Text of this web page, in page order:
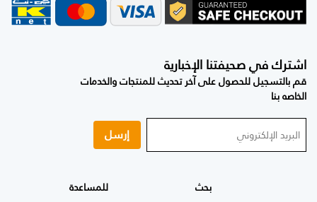
اشترك في صحيفتنا الإخبارية
قم بالتسجيل للحصول على آخر تحديث للمنتجات والخدمات
الخاصه بنا
إرسل
بحث
للمساعدة